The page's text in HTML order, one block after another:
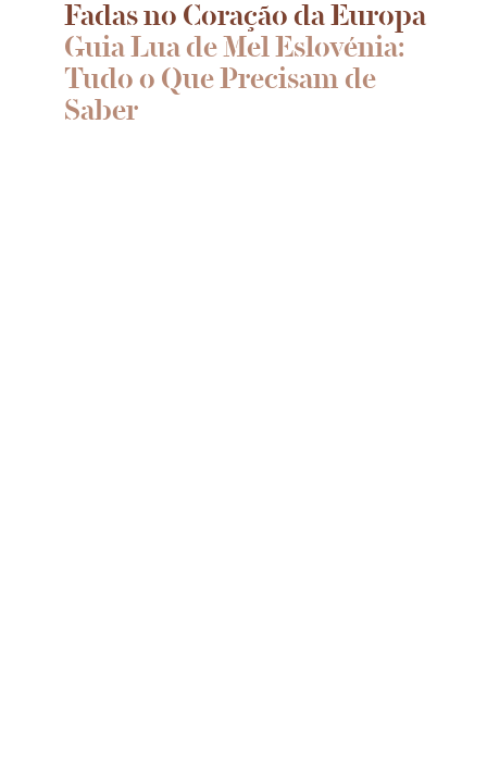
Fadas no Coração da Europa
Guia Lua de Mel Eslovénia:
Tudo o Que Precisam de
Saber